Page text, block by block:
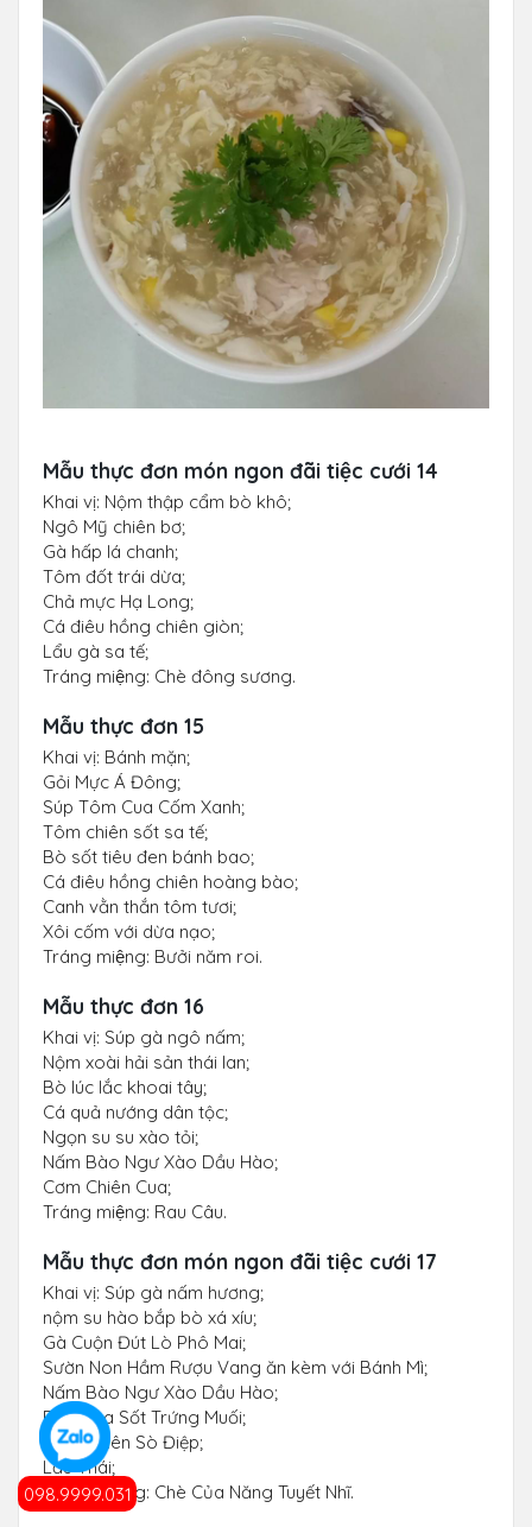
098.9999.031
Mẫu thực đơn món ngon đãi tiệc cưới 14
Khai vị: Nộm thập cẩm bò khô;
Ngô Mỹ chiên bơ;
Gà hấp lá chanh;
Tôm đốt trái dừa;
Chả mực Hạ Long;
Cá điêu hồng chiên giòn;
Lẩu gà sa tế;
Tráng miệng: Chè đông sương.
Mẫu thực đơn 15
Khai vị: Bánh mặn;
Gỏi Mực Á Đông;
Súp Tôm Cua Cốm Xanh;
Tôm chiên sốt sa tế;
Bò sốt tiêu đen bánh bao;
Cá điêu hồng chiên hoàng bào;
Canh vằn thắn tôm tươi;
Xôi cốm với dừa nạo;
Tráng miệng: Bưởi năm roi.
Mẫu thực đơn 16
Khai vị: Súp gà ngô nấm;
Nộm xoài hải sản thái lan;
Bò lúc lắc khoai tây;
Cá quả nướng dân tộc;
Ngọn su su xào tỏi;
Nấm Bào Ngư Xào Dầu Hào;
Cơm Chiên Cua;
Tráng miệng: Rau Câu.
Mẫu thực đơn món ngon đãi tiệc cưới 17
Khai vị: Súp gà nấm hương;
nộm su hào bắp bò xá xíu;
Gà Cuộn Đút Lò Phô Mai;
Sườn Non Hầm Rượu Vang ăn kèm với Bánh Mì;
Nấm Bào Ngư Xào Dầu Hào;
Rau Mùa Sốt Trứng Muối;
Cơm Chiên Sò Điệp;
Lẩu Thái;
Tráng miệng: Chè Của Năng Tuyết Nhĩ.